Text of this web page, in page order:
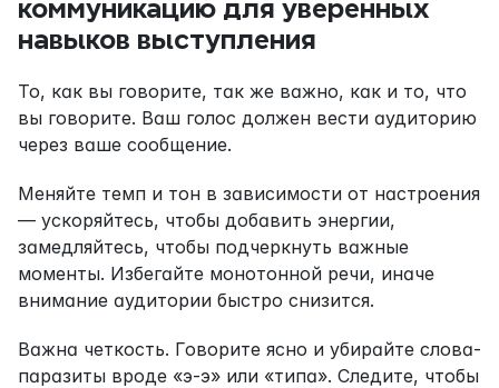
коммуникацию для уверенных
навыков выступления
То, как вы говорите, так же важно, как и то, что
вы говорите. Ваш голос должен вести аудиторию
через ваше сообщение.
Меняйте темп и тон в зависимости от настроения
— ускоряйтесь, чтобы добавить энергии,
замедляйтесь, чтобы подчеркнуть важные
моменты. Избегайте монотонной речи, иначе
внимание аудитории быстро снизится.
Важна четкость. Говорите ясно и убирайте слова-
паразиты вроде «э-э» или «типа». Следите, чтобы